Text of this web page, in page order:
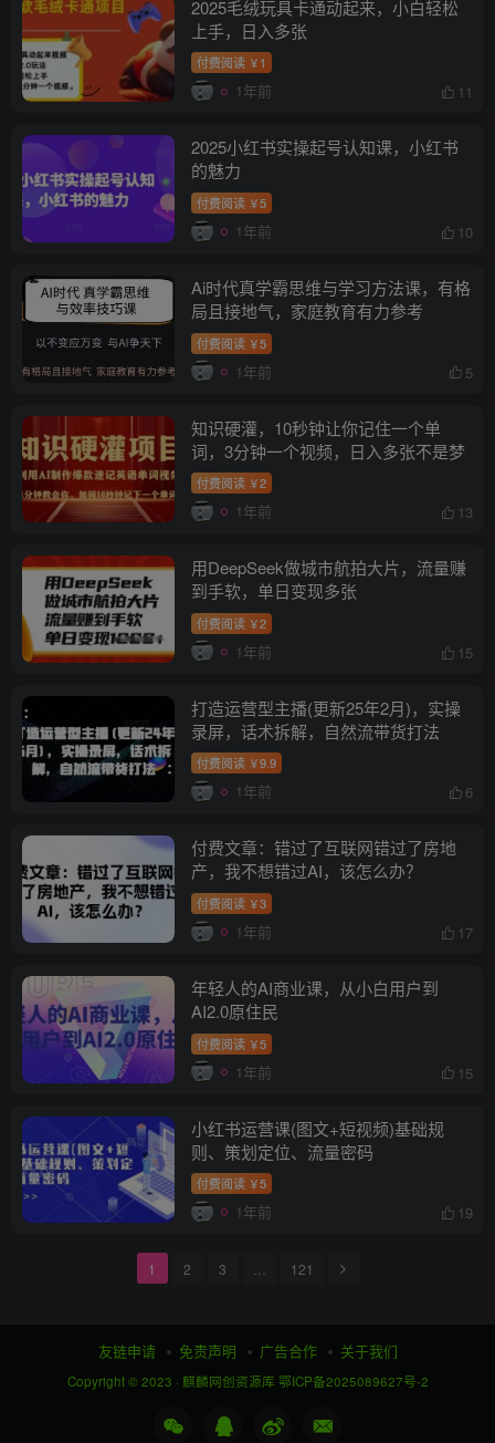
2025毛绒玩具卡通动起来，小白轻松
上手，日入多张
付费阅读 ￥ 1
1年前 11
2025小红书实操起号认知课，小红书
的魅力
付费阅读 ￥5
1年前 10
Ai时代真学霸思维与学习方法课，有格
局且接地气，家庭教育有力参考
付费阅读 ￥5
1年前 5
知识硬灌，10秒钟让你记住一个单
词，3分钟一个视频，日入多张不是梦
付费阅读 ￥2
1年前 13
用DeepSeek做城市航拍大片，流量赚
到手软，单日变现多张
付费阅读 ￥2
1年前 15
打造运营型主播(更新25年2月)，实操
录屏，话术拆解，自然流带货打法
付费阅读 ￥9.9
1年前 6
付费文章：错过了互联网错过了房地
产，我不想错过AI，该怎么办？
付费阅读 ￥3
1年前 17
年轻人的AI商业课，从小白用户到
AI2.0原住民
付费阅读 ￥5
1年前 15
小红书运营课(图文+短视频)基础规
则、策划定位、流量密码
付费阅读 ￥5
1年前 19
1 2 3 121
友链申请 免责声明 广告合作 关于我们
Copyright © 2023 · 麒麟网创资源库 鄂ICP备2025089627号-2